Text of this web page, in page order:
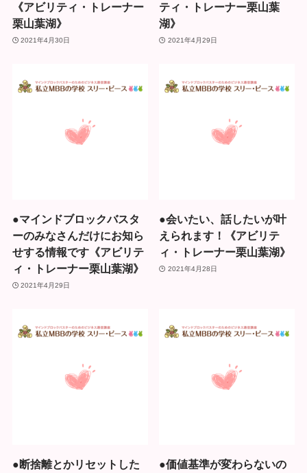
《アビリティ・トレーナー
栗山葉湖》
2021年4月30日
ティ・トレーナー栗山葉
湖》
2021年4月29日
●マインドブロックバスタ
ーのみなさんだけにお知ら
せする情報です《アビリテ
ィ・トレーナー栗山葉湖》
2021年4月29日
●会いたい、話したいが叶
えられます！《アビリテ
ィ・トレーナー栗山葉湖》
2021年4月28日
●断捨離とかリセットした ●価値基準が変わらないの